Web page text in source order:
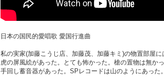
日本の国民的愛唱歌 愛国行進曲
私の実家(加藤こうじ店、加藤茂、加藤キミ)の物置部屋に
虎の屏風絵があった。とても怖かった。槍の置物は無か
手回し蓄音器があった。SPレコードは山のようにあった。